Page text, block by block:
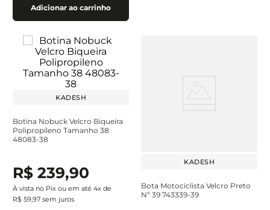
Adicionar ao carrinho
KADESH
Botina Nobuck Velcro Biqueira
Polipropileno Tamanho 38
48083-38
R$ 239,90
À vista no Pix ou em até 4x de
R$ 59,97 sem juros
KADESH
Bota Motociclista Velcro Preto
Nº 39 743339-39